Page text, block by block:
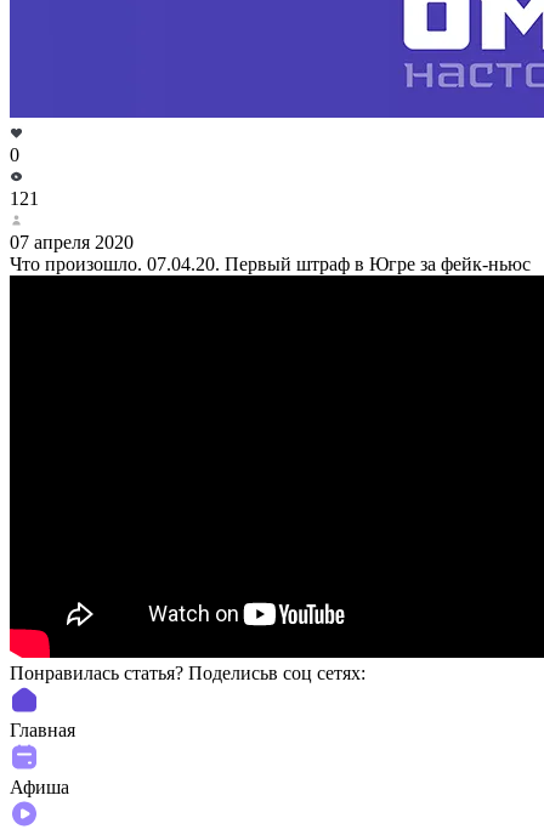
0
121
07 апреля 2020
Что произошло. 07.04.20. Первый штраф в Югре за фейк-ньюс
Понравилась статья? Поделиcьв соц сетях:
Главная
Афиша